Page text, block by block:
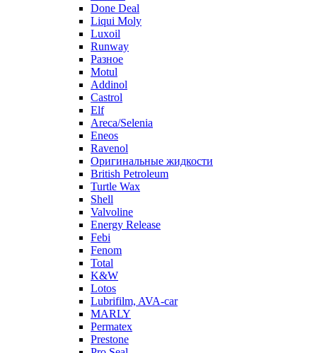
Done Deal
Liqui Moly
Luxoil
Runway
Разное
Motul
Addinol
Castrol
Elf
Areca/Selenia
Eneos
Ravenol
Оригинальные жидкости
British Petroleum
Turtle Wax
Shell
Valvoline
Energy Release
Febi
Fenom
Total
K&W
Lotos
Lubrifilm, AVA-car
MARLY
Permatex
Prestone